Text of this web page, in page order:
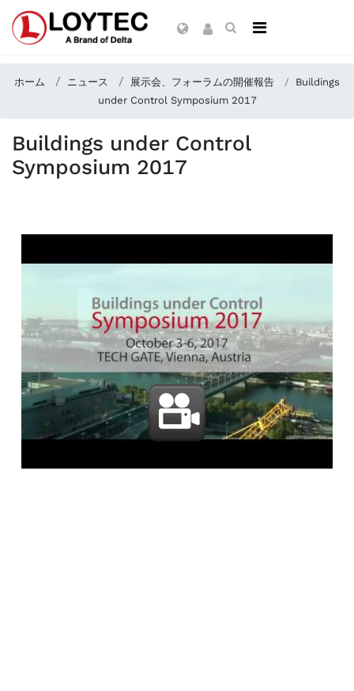
ホーム ニュース 展示会、フォーラムの開催報告
Buildings
under Control Symposium 2017
Buildings under Control
Symposium 2017